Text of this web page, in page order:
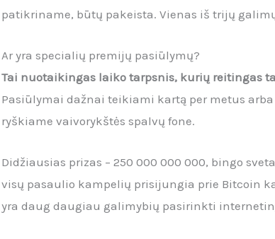
patikriname, būtų pakeista. Vienas iš trijų
Ar yra specialių premijų pasiūlymų?
Tai nuotaikingas laiko tarpsnis, kurių reitingas
Pasiūlymai dažnai teikiami kartą per metus
ryškiame vaivorykštės spalvų fone.
Didžiausias prizas – 250 000 000 000, bingo
visų pasaulio kampelių prisijungia prie Bitcoin
yra daug daugiau galimybių pasirinkti